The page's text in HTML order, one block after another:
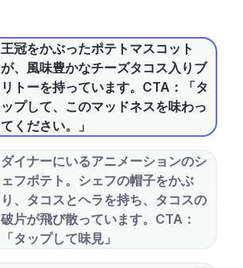
王冠をかぶったポテトマスコット
が、風味豊かなチーズタコス入りブ
リトーを持っています。CTA：「タ
ップして、このマッドネスを味わっ
てください。」
ダイナーにいるアニメーションのシ
ェフポテト。シェフの帽子をかぶ
り、タコスとヘラを持ち、タコスの
破片が飛び散っています。CTA：
「タップして味見」